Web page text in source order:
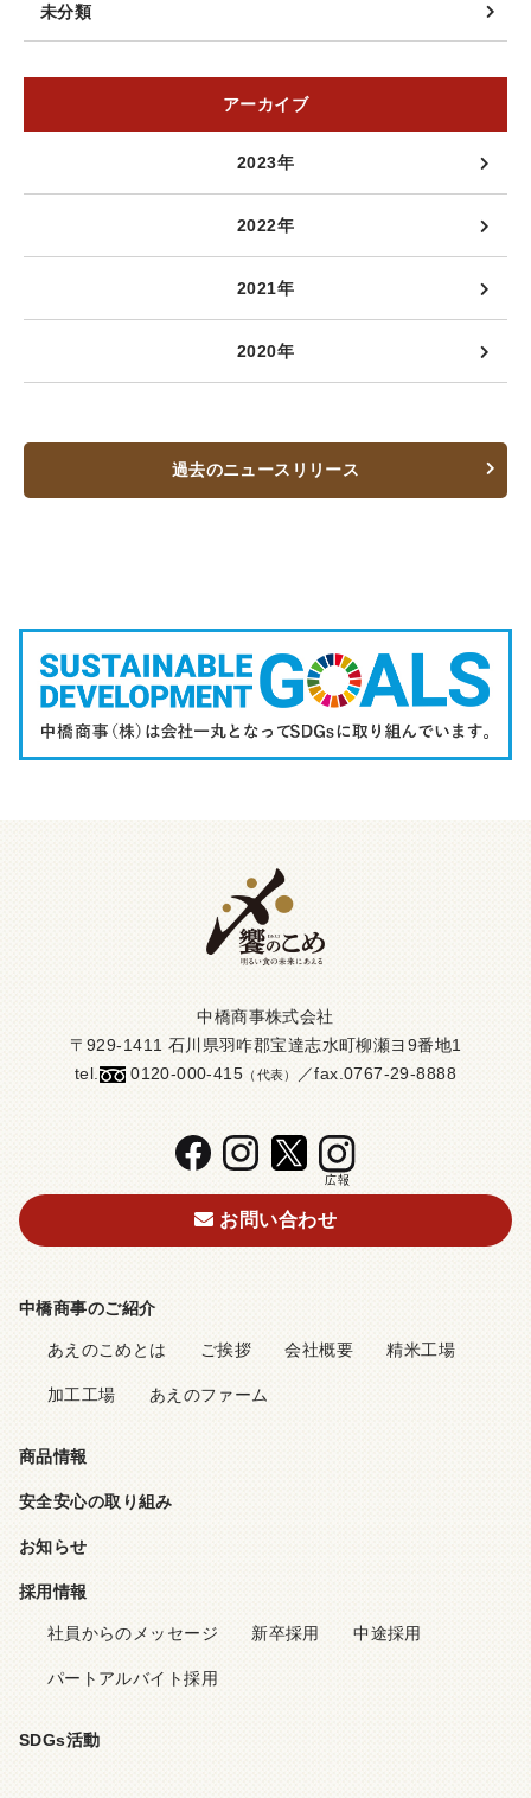
未分類
アーカイブ
2023年
2022年
2021年
2020年
過去のニュースリリース
中橋商事株式会社
〒929-1411 石川県羽咋郡宝達志水町柳瀬ヨ9番地1
tel.
0120-000-415 （代表） ／fax.0767-29-8888
お問い合わせ
中橋商事のご紹介
あえのこめとは ご挨拶 会社概要 精米工場
加工工場 あえのファーム
商品情報
安全安心の取り組み
お知らせ
採用情報
社員からのメッセージ 新卒採用 中途採用
パートアルバイト採用
SDGs活動